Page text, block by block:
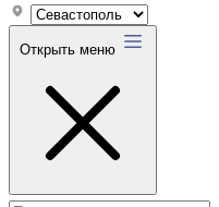
Открыть меню